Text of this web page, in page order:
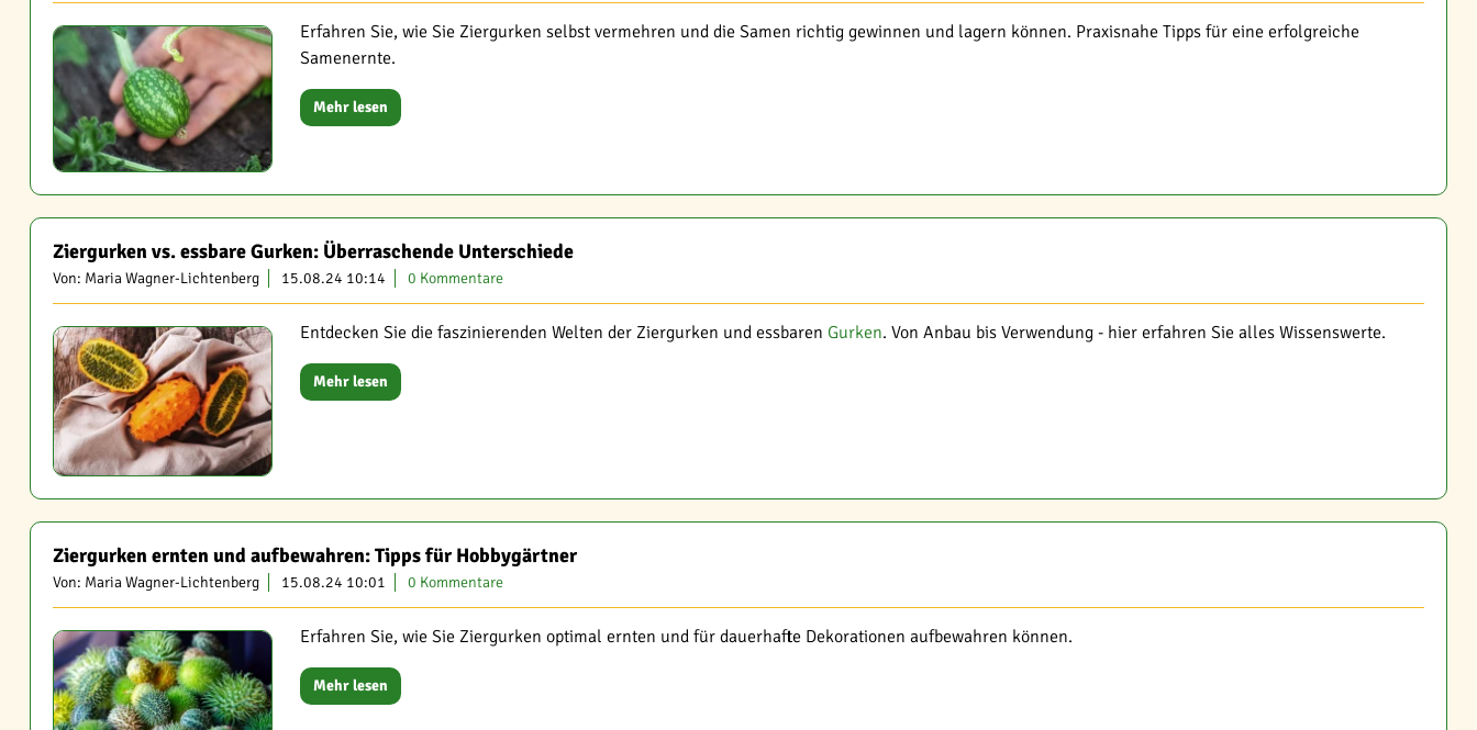
Erfahren Sie, wie Sie Ziergurken selbst vermehren und die Samen richtig gewinnen und lagern können. Praxisnahe Tipps für eine erfolgreiche
Samenernte.
Mehr lesen
Ziergurken vs. essbare Gurken: Überraschende Unterschiede
Von: Maria Wagner-Lichtenberg 15.08.24 10:14 0 Kommentare
Entdecken Sie die faszinierenden Welten der Ziergurken und essbaren Gurken. Von Anbau bis Verwendung - hier erfahren Sie alles Wissenswerte.
Mehr lesen
Ziergurken ernten und aufbewahren: Tipps für Hobbygärtner
Von: Maria Wagner-Lichtenberg 15.08.24 10:01 0 Kommentare
Erfahren Sie, wie Sie Ziergurken optimal ernten und für dauerhafte Dekorationen aufbewahren können.
Mehr lesen